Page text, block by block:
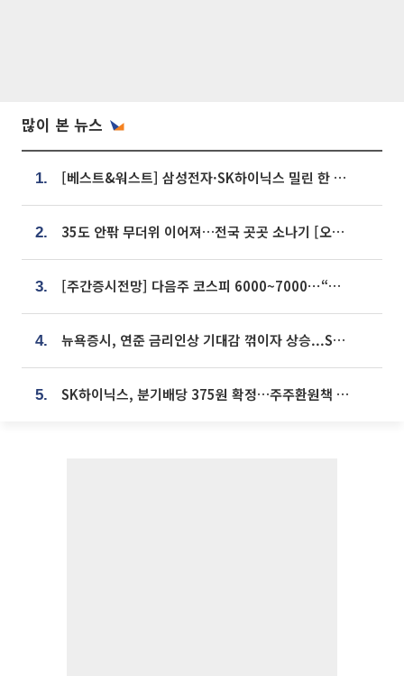
많이 본 뉴스
1. [베스트&워스트] 삼성전자·SK하이닉스 밀린 한 주…상상인증권은 85% 급등
2. 35도 안팎 무더위 이어져…전국 곳곳 소나기 [오늘 날씨]
3. [주간증시전망] 다음주 코스피 6000~7000⋯“外人 수급은 정책이 변수”
4. 뉴욕증시, 연준 금리인상 기대감 꺾이자 상승...S&P500 사상 최고치 [종합]
5. SK하이닉스, 분기배당 375원 확정…주주환원책 9월로 앞당겨 발표